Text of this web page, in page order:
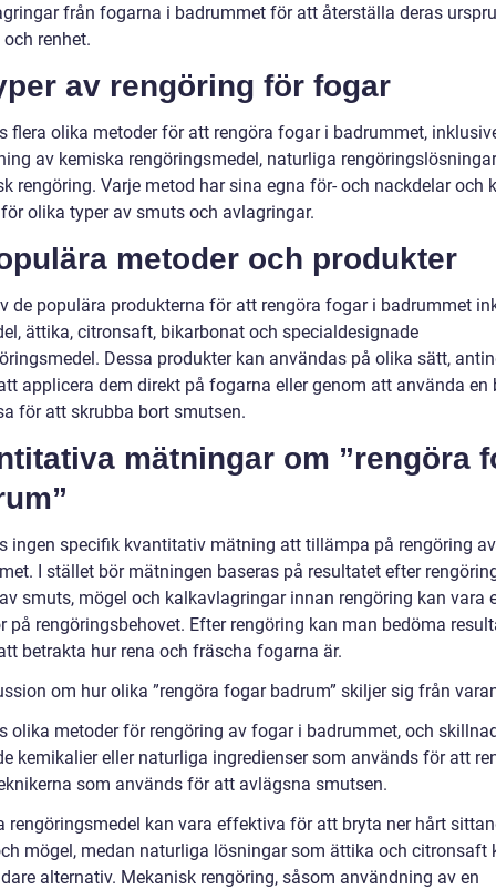
från fogarna i badrummet för att återställa deras
renhet.
av rengöring för fogar
flera olika metoder för att rengöra fogar i badrummet,
av kemiska rengöringsmedel, naturliga
rengöring. Varje metod har sina egna för- och nackdelar och
olika typer av smuts och avlagringar.
metoder och produkter
de populära produkterna för att rengöra fogar i badrummet
ättika, citronsaft, bikarbonat och specialdesignade
Dessa produkter kan användas på olika sätt,
applicera dem direkt på fogarna eller genom att använda en
för att skrubba bort smutsen.
mätningar om ”rengöra
ingen specifik kvantitativ mätning att tillämpa på rengöring
I stället bör mätningen baseras på resultatet efter
smuts, mögel och kalkavlagringar innan rengöring kan vara
på rengöringsbehovet. Efter rengöring kan man bedöma
betrakta hur rena och fräscha fogarna är.
om hur olika ”rengöra fogar badrum” skiljer sig från
olika metoder för rengöring av fogar i badrummet, och
kemikalier eller naturliga ingredienser som används för att
som används för att avlägsna smutsen.
rengöringsmedel kan vara effektiva för att bryta ner hårt
mögel, medan naturliga lösningar som ättika och citronsaft
alternativ. Mekanisk rengöring, såsom användning av en